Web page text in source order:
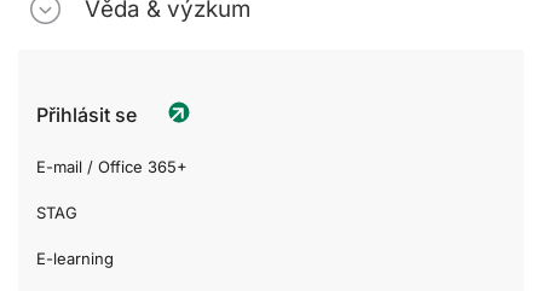
Věda & výzkum
Přihlásit se
E-mail / Office 365+
STAG
E-learning